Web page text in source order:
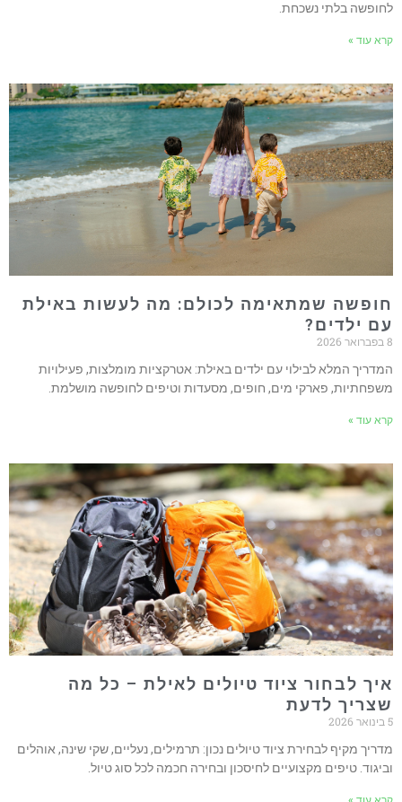
בלתי נשכחת.
עוד »
שמתאימה לכולם: מה לעשות באילת
ילדים?
המלא לבילוי עם ילדים באילת: אטרקציות מומלצות, פעילויות
פארקי מים, חופים, מסעדות וטיפים לחופשה מושלמת.
עוד »
לבחור ציוד טיולים לאילת – כל מה
לדעת
מקיף לבחירת ציוד טיולים נכון: תרמילים, נעליים, שקי שינה, אוהלים
טיפים מקצועיים לחיסכון ובחירה חכמה לכל סוג טיול.